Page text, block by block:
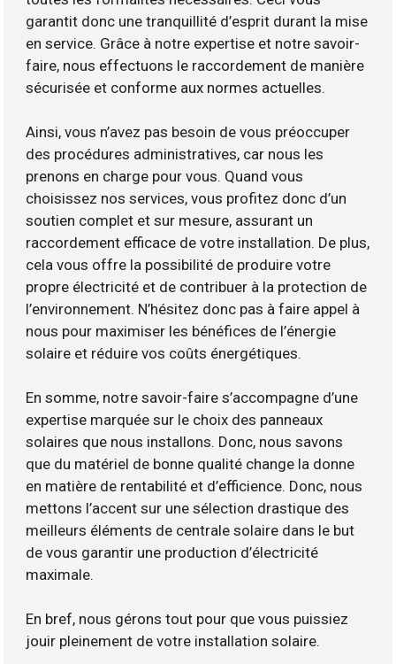
garantit donc une tranquillité d’esprit durant la mise
en service. Grâce à notre expertise et notre savoir-
faire, nous effectuons le raccordement de manière
sécurisée et conforme aux normes actuelles.
Ainsi, vous n’avez pas besoin de vous préoccuper
des procédures administratives, car nous les
prenons en charge pour vous. Quand vous
choisissez nos services, vous profitez donc d’un
soutien complet et sur mesure, assurant un
raccordement efficace de votre installation. De plus,
cela vous offre la possibilité de produire votre
propre électricité et de contribuer à la protection de
l’environnement. N’hésitez donc pas à faire appel à
nous pour maximiser les bénéfices de l’énergie
solaire et réduire vos coûts énergétiques.
En somme, notre savoir-faire s’accompagne d’une
expertise marquée sur le choix des panneaux
solaires que nous installons. Donc, nous savons
que du matériel de bonne qualité change la donne
en matière de rentabilité et d’efficience. Donc, nous
mettons l’accent sur une sélection drastique des
meilleurs éléments de centrale solaire dans le but
de vous garantir une production d’électricité
maximale.
En bref, nous gérons tout pour que vous puissiez
jouir pleinement de votre installation solaire.